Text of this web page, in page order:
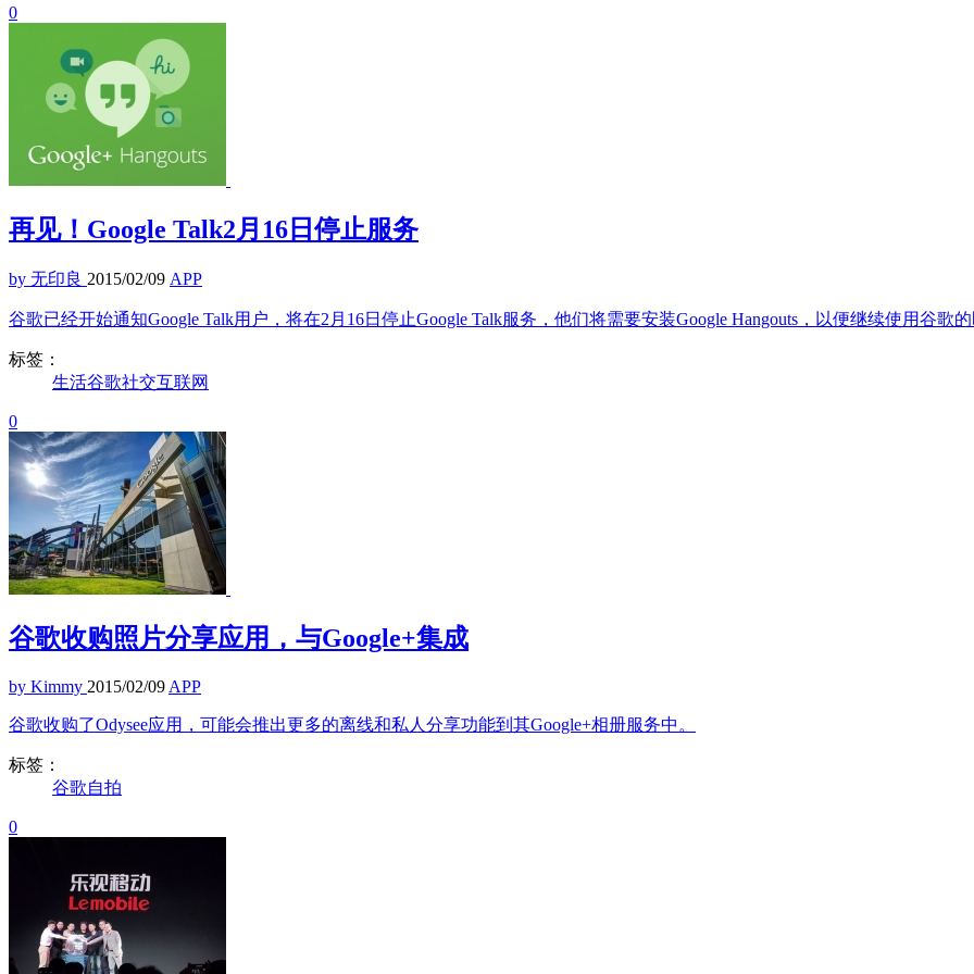
0
再见！Google Talk2月16日停止服务
by 无印良 2015/02/09 APP
谷歌已经开始通知Google Talk用户，将在2月16日停止Google Talk服务，他们将需要安装Google Hangouts，以便继续使用谷歌的
标签：
生活谷歌社交互联网
0
谷歌收购照片分享应用，与Google+集成
by Kimmy 2015/02/09 APP
谷歌收购了Odysee应用，可能会推出更多的离线和私人分享功能到其Google+相册服务中。
标签：
谷歌自拍
0